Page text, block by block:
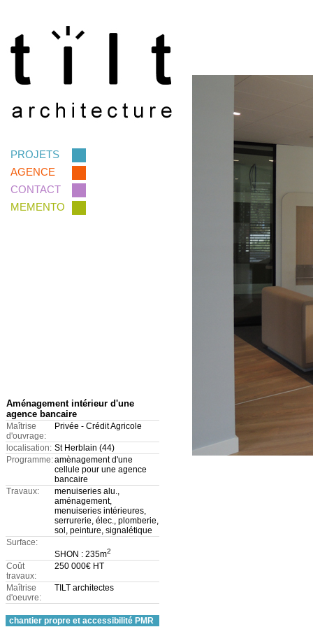
Aménagement intérieur d'une
agence bancaire
Maîtrise
d'ouvrage:
Privée - Crédit Agricole
localisation: St Herblain (44)
Programme:amènagement d'une
cellule pour une agence
bancaire
Travaux:
menuiseries alu.,
aménagement,
menuiseries intérieures,
serrurerie, élec., plomberie,
sol, peinture, signalétique
Surface:
SHON : 235m2
Coût
travaux:
250 000€ HT
Maîtrise
d'oeuvre:
TILT architectes
chantier propre et accessibilité PMR
PROJETS
AGENCE
CONTACT
MEMENTO